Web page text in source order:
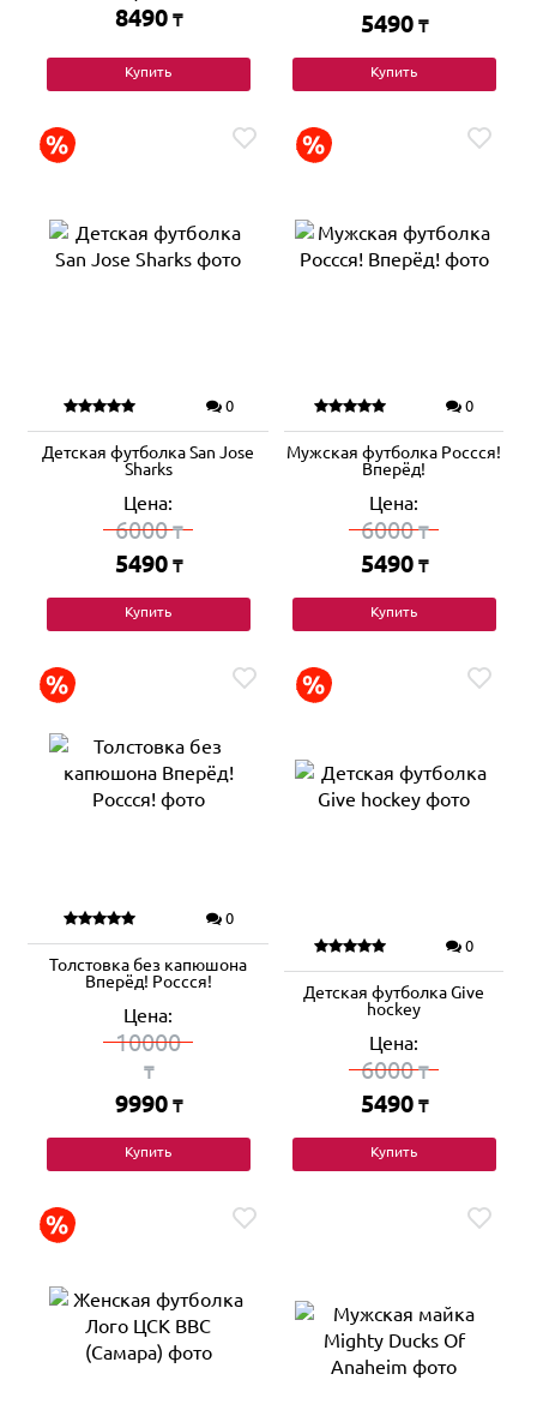
8490 ₸
Купить
5490 ₸
Купить
0
Детская футболка San Jose
Sharks
Цена:
6000₸
5490 ₸
Купить
0
Мужская футболка Россся!
Вперёд!
Цена:
6000₸
5490 ₸
Купить
0
Толстовка без капюшона
Вперёд! Россся!
Цена:
10000
₸
9990 ₸
Купить
0
Детская футболка Give
hockey
Цена:
6000₸
5490 ₸
Купить